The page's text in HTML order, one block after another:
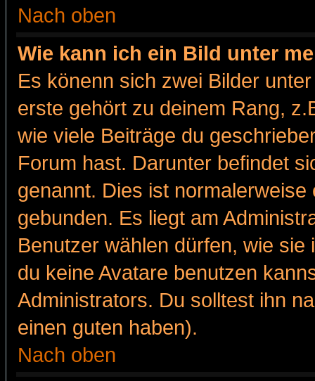
Nach oben
Wie kann ich ein Bild unter
Es könenn sich zwei Bilder
erste gehört zu deinem Rang,
wie viele Beiträge du
Forum hast. Darunter befindet
genannt. Dies ist
gebunden. Es liegt am
Benutzer wählen dürfen, wie
du keine Avatare benutzen
Administrators. Du solltest ihn
einen guten haben).
Nach oben